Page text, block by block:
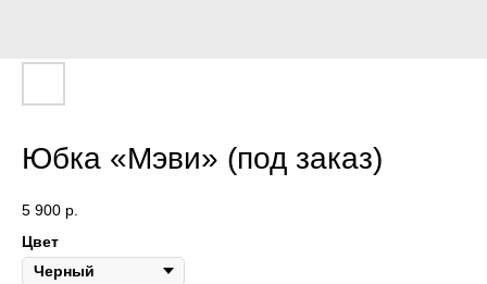
Юбка «Мэви» (под заказ)
5 900 р.
Цвет